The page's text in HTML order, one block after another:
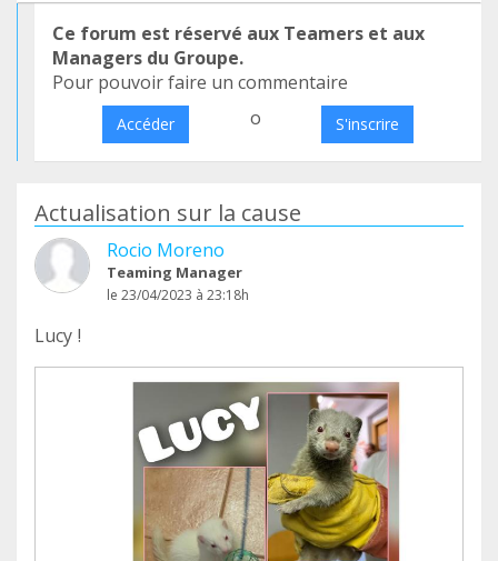
Ce forum est réservé aux Teamers et aux
Managers du Groupe.
Pour pouvoir faire un commentaire
Accéder o S'inscrire
Actualisation sur la cause
Rocio Moreno
Teaming Manager
le 23/04/2023 à 23:18h
Lucy !